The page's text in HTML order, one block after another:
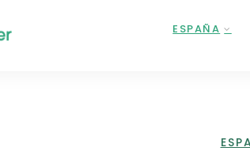
ESPAÑA